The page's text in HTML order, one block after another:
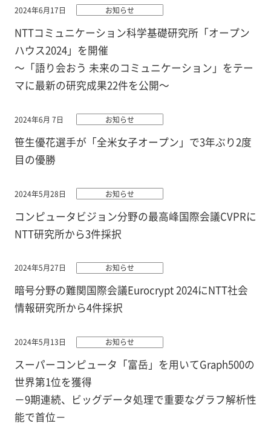
2024年6月17日 お知らせ
NTTコミュニケーション科学基礎研究所「オープン
ハウス2024」を開催
～「語り会おう 未来のコミュニケーション」をテー
マに最新の研究成果22件を公開～
2024年6月 7日 お知らせ
笹生優花選手が「全米女子オープン」で3年ぶり2度
目の優勝
2024年5月28日 お知らせ
コンピュータビジョン分野の最高峰国際会議CVPRに
NTT研究所から3件採択
2024年5月27日 お知らせ
暗号分野の難関国際会議Eurocrypt 2024にNTT社会
情報研究所から4件採択
2024年5月13日 お知らせ
スーパーコンピュータ「富岳」を用いてGraph500の
世界第1位を獲得
－9期連続、ビッグデータ処理で重要なグラフ解析性
能で首位－